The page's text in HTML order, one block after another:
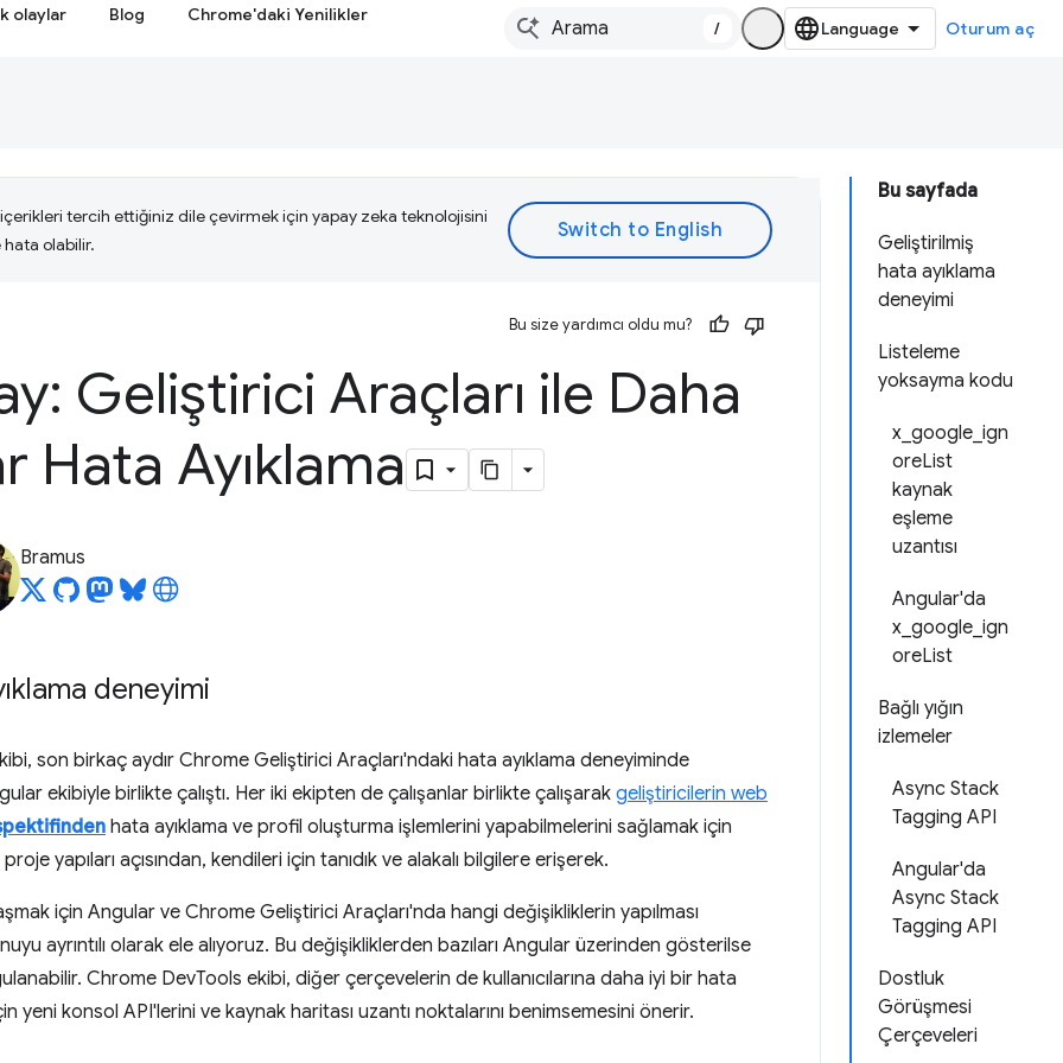
olaylar Blog Chrome'daki Yenilikler
/ Oturum aç
Bu sayfada
Geliştirilmiş
hata ayıklama
deneyimi
Listeleme
yoksayma kodu
x_google_ign
oreList
kaynak
eşleme
uzantısı
Angular'da
x_google_ign
oreList
Bağlı yığın
izlemeler
Async Stack
Tagging API
Angular'da
Async Stack
Tagging API
Dostluk
Görüşmesi
Çerçeveleri
tercih ettiğiniz dile çevirmek için yapay zeka teknolojisini
hata olabilir.
Bu size yardımcı oldu mu?
Geliştirici Araçları ile Daha
Hata Ayıklama
Bramus
deneyimi
son birkaç aydır Chrome Geliştirici Araçları'ndaki hata ayıklama deneyiminde
ekibiyle birlikte çalıştı. Her iki ekipten de çalışanlar birlikte çalışarak geliştiricilerin web
hata ayıklama ve profil oluşturma işlemlerini yapabilmelerini sağlamak için
yapıları açısından, kendileri için tanıdık ve alakalı bilgilere erişerek.
için Angular ve Chrome Geliştirici Araçları'nda hangi değişikliklerin yapılması
ayrıntılı olarak ele alıyoruz. Bu değişikliklerden bazıları Angular üzerinden gösterilse
Chrome DevTools ekibi, diğer çerçevelerin de kullanıcılarına daha iyi bir hata
yeni konsol API'lerini ve kaynak haritası uzantı noktalarını benimsemesini önerir.